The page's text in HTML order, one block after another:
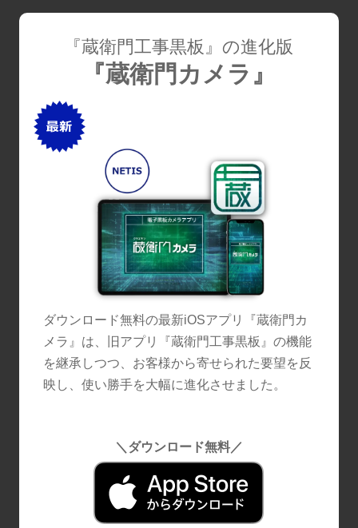
『蔵衛門工事黒板』の進化版
『蔵衛門カメラ』
ダウンロード無料の最新iOSアプリ『蔵衛門カ
メラ』は、旧アプリ『蔵衛門工事黒板』の機能
を継承しつつ、お客様から寄せられた要望を反
映し、使い勝手を大幅に進化させました。